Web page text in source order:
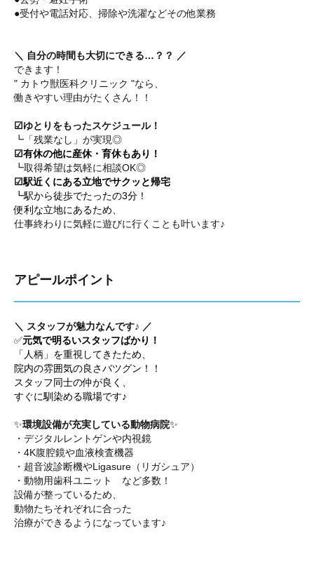
●受付や電話対応、掃除や洗濯などその他業務
＼ 自分の時間も大切にできる…？？ ／
できます！
" カトウ獣医科クリニック "なら、
働きやすい理由がたくさん！！
☑ゆとりをもったスケジュール！
┗「残業なし」が実現◎
☑有休の他に産休・育休もあり！
┗取得希望は気軽に相談OK◎
☑駅近くにある立地でサクッと帰宅
┗駅から徒歩でたったの3分！
便利な立地にあるため、
仕事終わりに気軽に遊びに行くことも叶います♪
アピールポイント
＼ スタッフが魅力なんです♪ ／
✅元気で明るいスタッフばかり！
「人柄」を重視してきたため、
院内の雰囲気の良さバツグン！！
スタッフ同士の仲が良く、
すぐに馴染める職場です♪
✨環境設備が充実している動物病院✨
・デジタルレントゲンや内視鏡
・4K腹腔鏡や血液検査機器
・超音波診断機やLigasure（リガシュア）
・動物用歯科ユニット など多数！
設備が整っているため、
動物たちそれぞれに合った
治療ができるようになっています♪